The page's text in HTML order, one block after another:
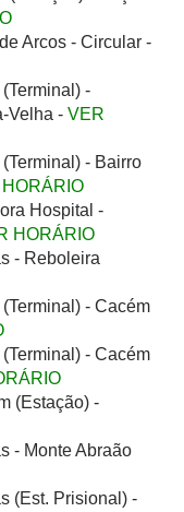
Arcos - Circular -
-
Velha - VER
- Bairro
Hospital -
HORÁRIO
- Reboleira
- Cacém
- Cacém
(Estação) -
- Monte Abraão
(Est. Prisional) -